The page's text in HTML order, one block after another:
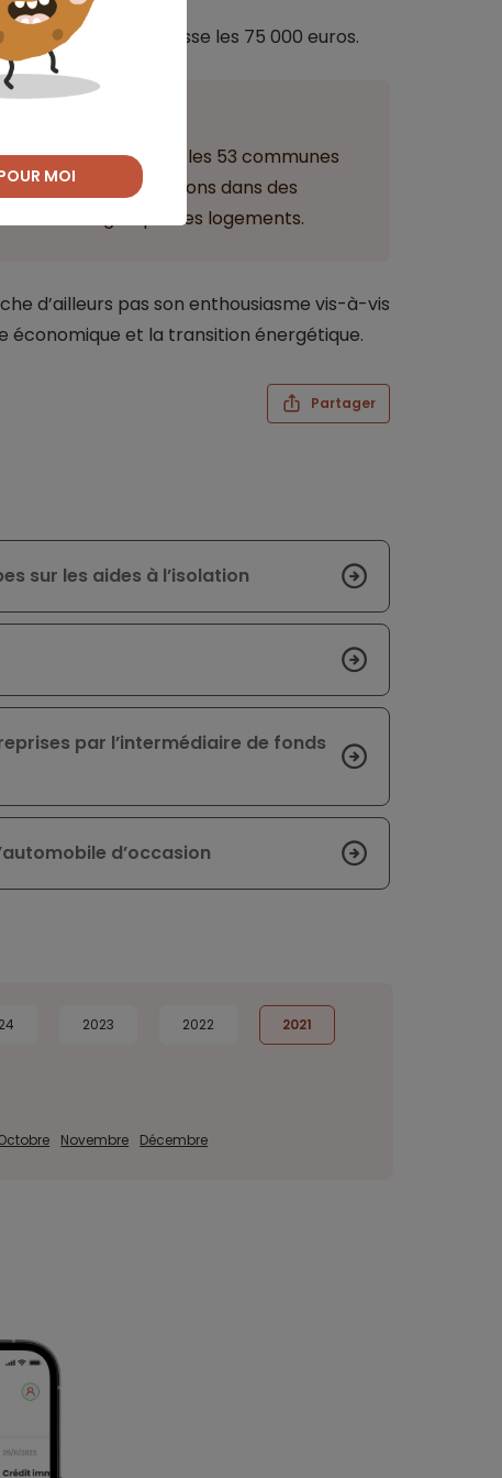
dont le coût dépasse les 75 000 euros.
réalisées dans les 53 communes
ses participations dans des
énergétique des logements.
d’ailleurs pas son enthousiasme vis-à-vis
économique et la transition énergétique.
Partager
sur les aides à l’isolation
par l’intermédiaire de fonds
d’occasion
2023 2022 2021
Novembre Décembre
MOI